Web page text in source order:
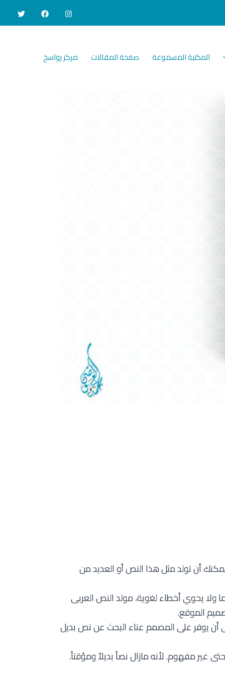
المكتبة المسموعة صفحة المقالات مركز رواسخ
أن تولد مثل هذا النص أو العديد من
ولا يحوي أخطاء لغوية، مولد النص العربى
الموقع.
أن يوفر على المصمم عناء البحث عن نص بديل
مفهوم. لأنه مازال نصاً بديلاً ومؤقتاً.